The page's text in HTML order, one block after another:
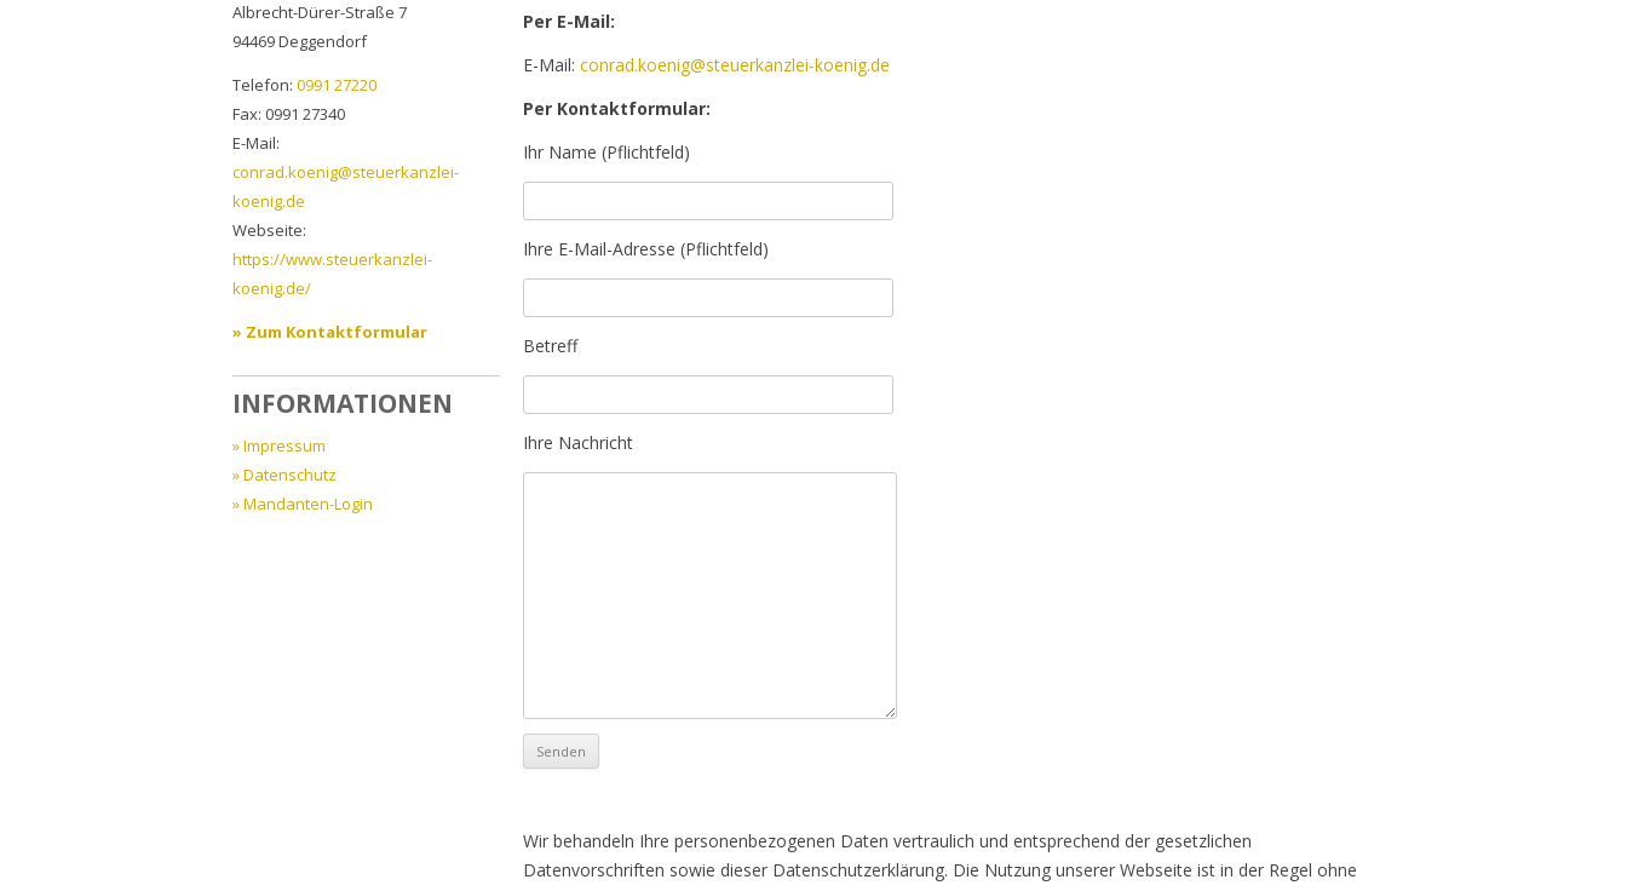
Per E-Mail:
E-Mail: conrad.koenig@steuerkanzlei-koenig.de
Per Kontaktformular:
Ihr Name (Pflichtfeld)
Ihre E-Mail-Adresse (Pflichtfeld)
Betreff
Ihre Nachricht
Wir behandeln Ihre personenbezogenen Daten vertraulich und entsprechend der gesetzlichen
Datenvorschriften sowie dieser Datenschutzerklärung. Die Nutzung unserer Webseite ist in der Regel ohne
Albrecht-Dürer-Straße 7
94469Deggendorf
Telefon: 0991 27220
Fax: 0991 27340
E-Mail:
conrad.koenig@steuerkanzlei-
koenig.de
Webseite:
https://www.steuerkanzlei-
koenig.de/
» Zum Kontaktformular
INFORMATIONEN
Impressum
Datenschutz
Mandanten-Login